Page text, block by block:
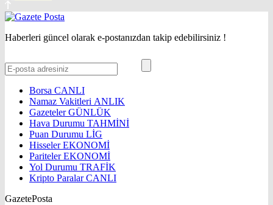
Haberleri güncel olarak e-postanızdan takip edebilirsiniz !
Borsa CANLI
Namaz Vakitleri ANLIK
GazetelerGÜNLÜK
Hava Durumu TAHMİNİ
Puan Durumu LİG
HisselerEKONOMİ
ParitelerEKONOMİ
Yol Durumu TRAFİK
Kripto ParalarCANLI
GazetePosta